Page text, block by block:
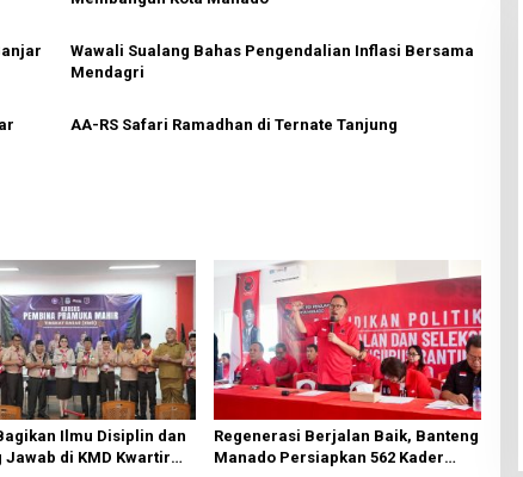
Wawali Sualang Bahas Pengendalian Inflasi Bersama
Mendagri
AA-RS Safari Ramadhan di Ternate Tanjung
Ilmu Disiplin dan
Jawab di KMD Kwartir
Regenerasi Berjalan Baik, Banteng
Manado Persiapkan 562 Kader